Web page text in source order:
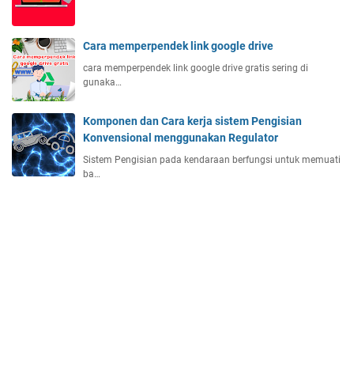
Cara memperpendek link google drive
cara memperpendek link google drive gratis sering di
gunaka…
Komponen dan Cara kerja sistem Pengisian
Konvensional menggunakan Regulator
Sistem Pengisian pada kendaraan berfungsi untuk memuati
ba…